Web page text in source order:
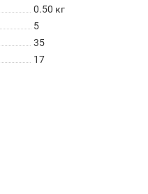
0.50 кг
5
35
17